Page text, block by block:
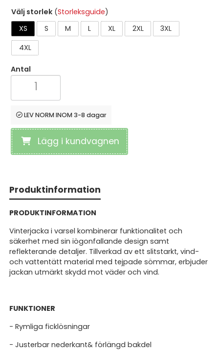
Välj storlek (Storleksguide)
XS
S M L XL 2XL
3XL
4XL
Antal
LEV NORM INOM 3-8 dagar
Lägg i kundvagnen
Produktinformation
PRODUKTINFORMATION
Vinterjacka i varsel kombinerar funktionalitet och
säkerhet med sin iögonfallande design samt
reflekterande detaljer. Tillverkad av ett slitstarkt, vind-
och vattentätt material med tejpade sömmar, erbjuder
jackan utmärkt skydd mot väder och vind.
FUNKTIONER
- Rymliga ficklösningar
- Justerbar nederkant& förlängd bakdel